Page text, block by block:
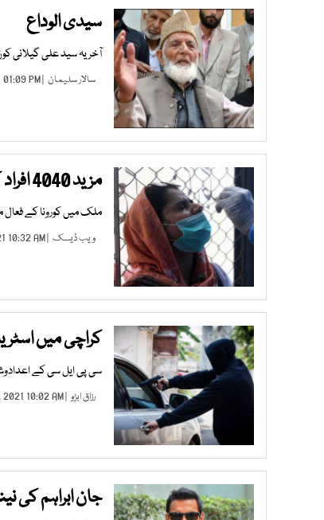
سیدی الوداع
آخر یہ سید علی گیلانی
سالار سلیمان | SEP 02, 2021 01:09 PM |
مزید 4040 افراد کورونا کا شکار 53 افراد لقمہ اجل بن گئے
ملک میں کورونا کے فعال مریضوں کی تعداد
ویب ڈیسک | AUG 09, 2021 10:32 AM |
کراچی میں
سی پی ایل سی کے اعدادوشمار کے مطابق 2020 میں اغوا برائے تاوان
رزاق ابڑو | JUL 11, 2021 10:02 AM |
جان ابراہم کی